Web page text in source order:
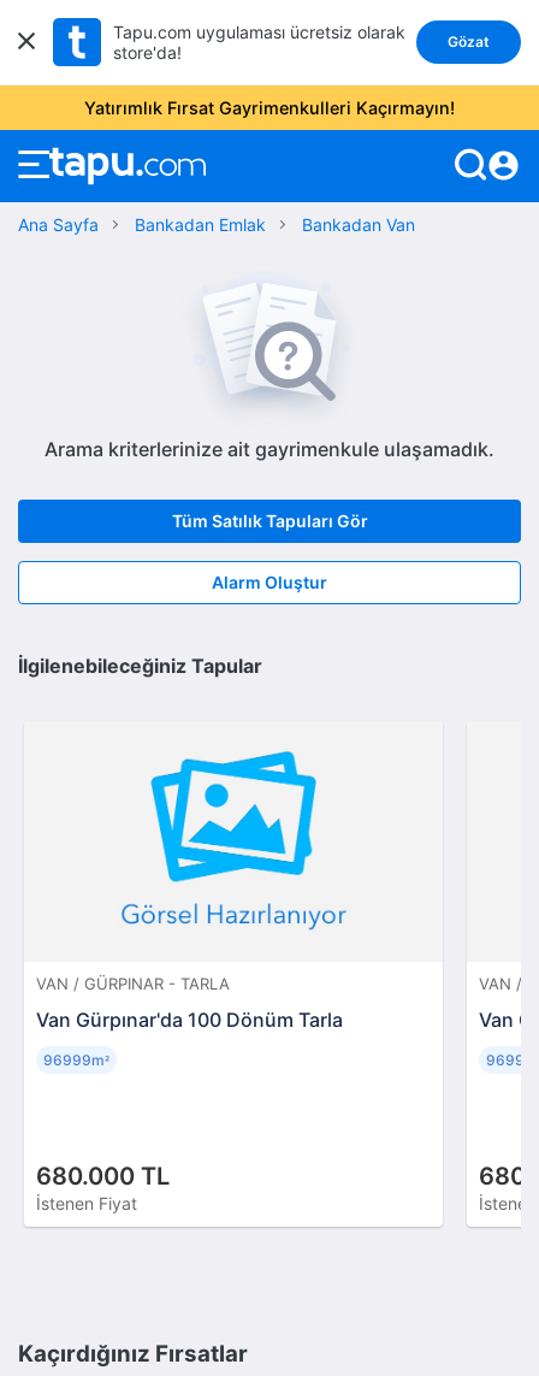
Tapu.com uygulaması ücretsiz olarak
store'da!
Gözat
Yatırımlık Fırsat Gayrimenkulleri Kaçırmayın!
account_circle
Ana Sayfa Bankadan Emlak Bankadan Van
Arama kriterlerinize ait gayrimenkule ulaşamadık.
Tüm Satılık Tapuları Gör
Alarm Oluştur
İlgilenebileceğiniz Tapular
VAN / GÜRPINAR - TARLA
Van Gürpınar'da 100 Dönüm Tarla
680.000 TL
İstenen Fiyat
96999m²
VAN /
Van
Kaçırdığınız Fırsatlar